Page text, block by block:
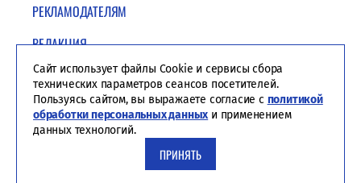
РЕКЛАМОДАТЕЛЯМ
РЕДАКЦИЯ
ПОЛИТИКА КОНФИДЕНЦИАЛЬНОСТИ
Сайт использует файлы Cookie и сервисы сбора
технических параметров сеансов посетителей.
Пользуясь сайтом, вы выражаете согласие с политикой
обработки персональных данных и применением
данных технологий.
ПРИНЯТЬ